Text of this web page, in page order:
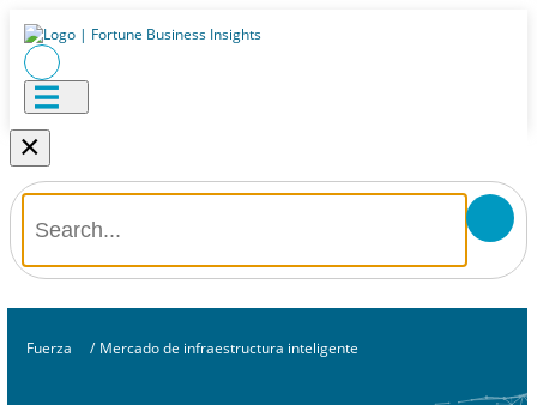
×
Fuerza / Mercado de infraestructura inteligente